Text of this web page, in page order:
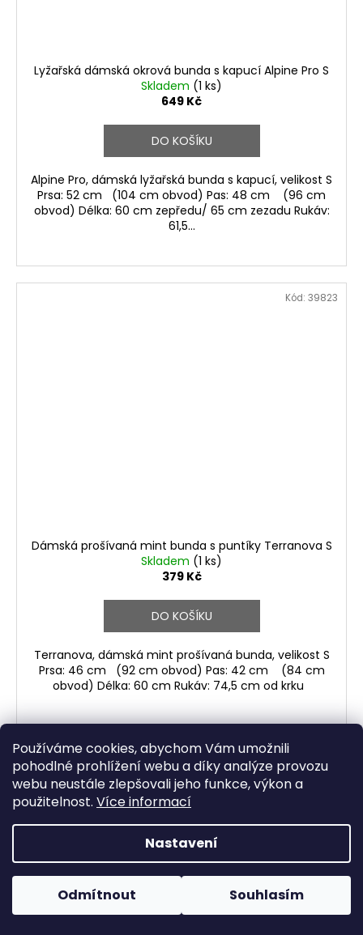
Používáme cookies, abychom Vám umožnili
pohodlné prohlížení webu a díky analýze provozu
webu neustále zlepšovali jeho funkce, výkon a
použitelnost. Více informací
Nastavení
Odmítnout Souhlasím
Lyžařská dámská okrová bunda s kapucí Alpine Pro S
Skladem (1 ks)
649 Kč
DO KOŠÍKU
Alpine Pro, dámská lyžařská bunda s kapucí, velikost S
Prsa: 52 cm (104 cm obvod) Pas: 48 cm (96 cm
obvod) Délka: 60 cm zepředu/ 65 cm zezadu Rukáv:
61,5...
Dámská prošívaná mint bunda s puntíky Terranova S
Skladem (1 ks)
379 Kč
DO KOŠÍKU
Terranova, dámská mint prošívaná bunda, velikost S
Prsa: 46 cm (92 cm obvod) Pas: 42 cm (84 cm
obvod) Délka: 60 cm Rukáv: 74,5 cm od krku
Kód: 39823